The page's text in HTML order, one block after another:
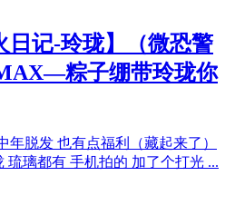
日记-玲珑】（微恐警
粽子绷带玲珑你
年脱发 也有点福利（藏起来了）
琉璃都有 手机拍的 加了个打光 ...